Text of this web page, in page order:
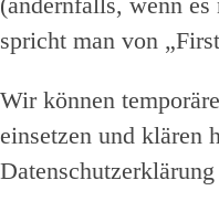
spricht man von
Wir können
einsetzen und klären